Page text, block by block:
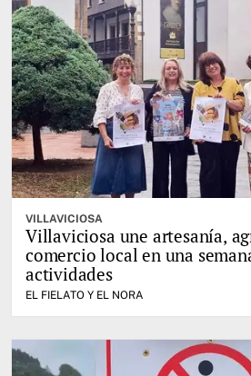
VILLAVICIOSA
Villaviciosa une artesanía,
comercio local en una
actividades
EL FIELATO Y EL NORA